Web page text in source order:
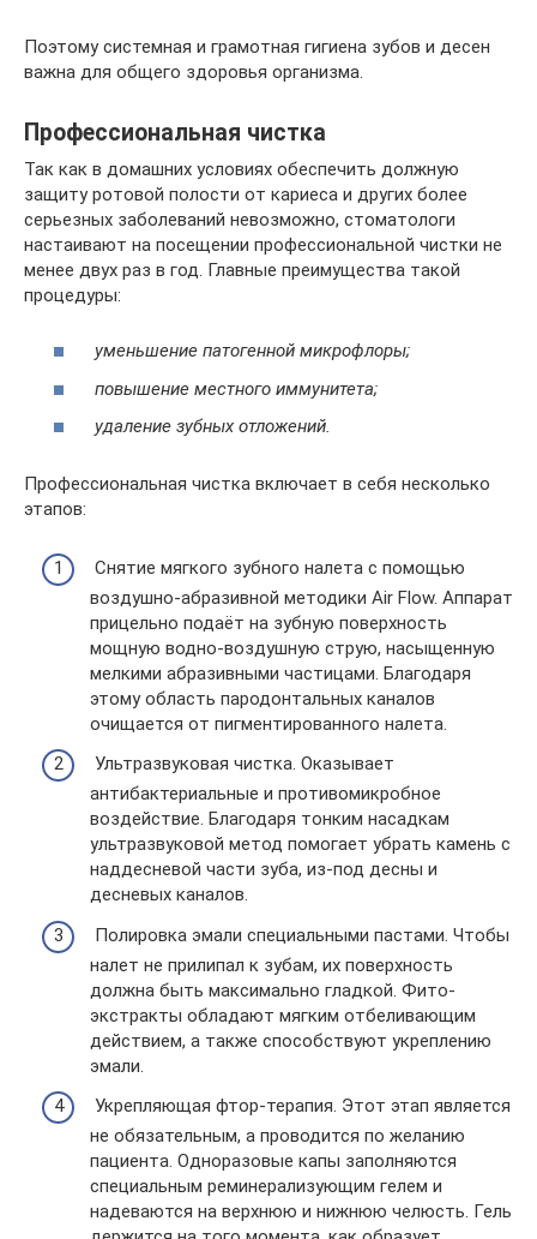
Поэтому системная и грамотная гигиена зубов и десен
важна для общего здоровья организма.
Профессиональная чистка
Так как в домашних условиях обеспечить должную
защиту ротовой полости от кариеса и других более
серьезных заболеваний невозможно, стоматологи
настаивают на посещении профессиональной чистки не
менее двух раз в год. Главные преимущества такой
процедуры:
уменьшение патогенной микрофлоры;
повышение местного иммунитета;
удаление зубных отложений.
Профессиональная чистка включает в себя несколько
этапов:
Снятие мягкого зубного налета с помощью
воздушно-абразивной методики Air Flow. Аппарат
прицельно подаёт на зубную поверхность
мощную водно-воздушную струю, насыщенную
мелкими абразивными частицами. Благодаря
этому область пародонтальных каналов
очищается от пигментированного налета.
Ультразвуковая чистка. Оказывает
антибактериальные и противомикробное
воздействие. Благодаря тонким насадкам
ультразвуковой метод помогает убрать камень с
наддесневой части зуба, из-под десны и
десневых каналов.
Полировка эмали специальными пастами. Чтобы
налет не прилипал к зубам, их поверхность
должна быть максимально гладкой. Фито-
экстракты обладают мягким отбеливающим
действием, а также способствуют укреплению
эмали.
Укрепляющая фтор-терапия. Этот этап является
не обязательным, а проводится по желанию
пациента. Одноразовые капы заполняются
специальным реминерализующим гелем и
надеваются на верхнюю и нижнюю челюсть. Гель